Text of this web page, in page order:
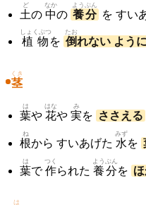
土
ど
の 中
なか
の 養分
ようぶん
を すい
植物
しょくぶつ
を 倒
たお
れない よう
茎
くき
葉
は
や 花
はな
や 実
み
を ささえる
根
ね
から すいあげた 水
みず
を
葉
は
で作
つく
られた 養分
ようぶん
を
は